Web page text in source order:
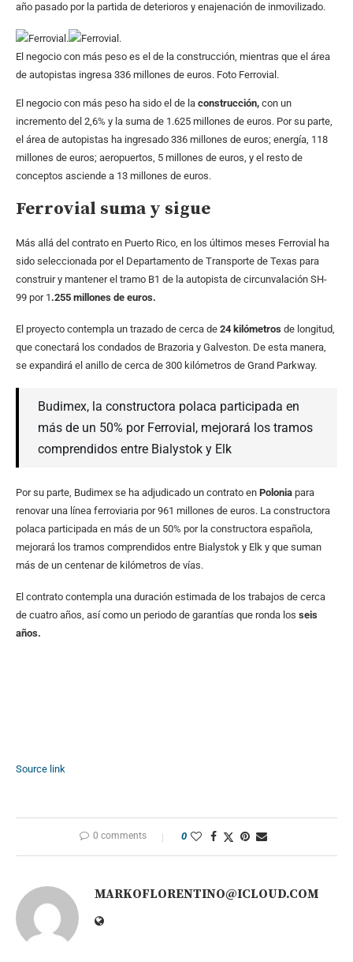
año pasado por la partida de deterioros y enajenación de inmovilizado.
El negocio con más peso es el de la construcción, mientras que el área
de autopistas ingresa 336 millones de euros. Foto Ferrovial.
El negocio con más peso ha sido el de la construcción, con un
incremento del 2,6% y la suma de 1.625 millones de euros. Por su parte,
el área de autopistas ha ingresado 336 millones de euros; energía, 118
millones de euros; aeropuertos, 5 millones de euros, y el resto de
conceptos asciende a 13 millones de euros.
Ferrovial suma y sigue
Más allá del contrato en Puerto Rico, en los últimos meses Ferrovial ha
sido seleccionada por el Departamento de Transporte de Texas para
construir y mantener el tramo B1 de la autopista de circunvalación SH-
99 por 1 .255 millones de euros.
El proyecto contempla un trazado de cerca de 24 kilómetros de longitud,
que conectará los condados de Brazoria y Galveston. De esta manera,
se expandirá el anillo de cerca de 300 kilómetros de Grand Parkway.
Budimex, la constructora polaca participada en
más de un 50% por Ferrovial, mejorará los tramos
comprendidos entre Bialystok y Elk
Por su parte, Budimex se ha adjudicado un contrato en Polonia para
renovar una línea ferroviaria por 961 millones de euros. La constructora
polaca participada en más de un 50% por la constructora española,
mejorará los tramos comprendidos entre Bialystok y Elk y que suman
más de un centenar de kilómetros de vías.
El contrato contempla una duración estimada de los trabajos de cerca
de cuatro años, así como un periodo de garantías que ronda los seis
años.
Source link
0 comments 0
MARKOFLORENTINO@ICLOUD.COM